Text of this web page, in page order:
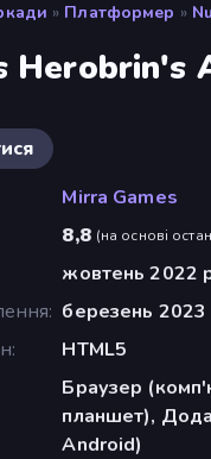
» Платформер »
Herobrin's
Mirra Games
8,8 (на основі
жовтень 2022
березень 2023
HTML5
Браузер
планшет),
Android)